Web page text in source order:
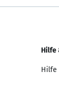
Hilfe
Hilfe